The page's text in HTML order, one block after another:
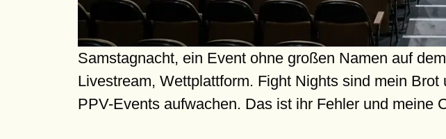
Samstagnacht, ein Event ohne großen Namen auf
Livestream, Wettplattform. Fight Nights sind mein
PPV-Events aufwachen. Das ist ihr Fehler und meine